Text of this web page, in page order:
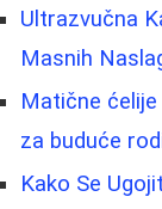
Ultrazvučna
Masnih
Matične
za buduće
Kako Se